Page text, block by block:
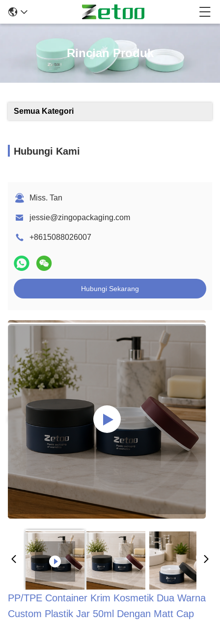
Rincian Produk
Semua Kategori
Hubungi Kami
Miss. Tan
jessie@zingopackaging.com
+8615088026007
Hubungi Sekarang
PP/TPE Container Krim Kosmetik Dua Warna
Custom Plastik Jar 50ml Dengan Matt Cap